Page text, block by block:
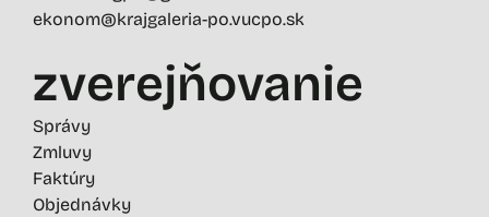
ekonom@krajgaleria-po.vucpo.sk
zverejňovanie
Správy
Zmluvy
Faktúry
Objednávky